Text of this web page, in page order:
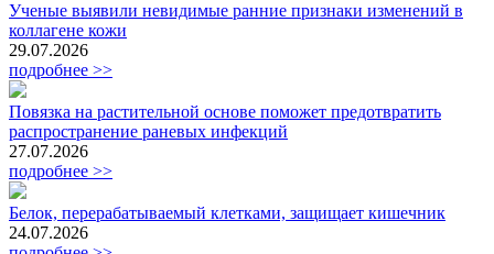
Ученые выявили невидимые ранние признаки изменений в
коллагене кожи
29.07.2026
подробнее >>
Повязка на растительной основе поможет предотвратить
распространение раневых инфекций
27.07.2026
подробнее >>
Белок, перерабатываемый клетками, защищает кишечник
24.07.2026